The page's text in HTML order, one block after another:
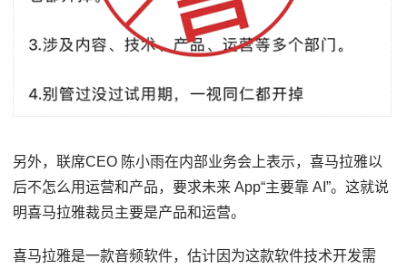
另外，联席CEO 陈小雨在内部业务会上表示，喜马拉雅以
后不怎么用运营和产品，要求未来 App“主要靠 AI”。这就说
明喜马拉雅裁员主要是产品和运营。
喜马拉雅是一款音频软件，估计因为这款软件技术开发需